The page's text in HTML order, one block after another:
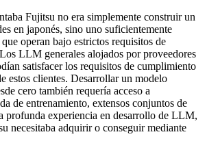
Fujitsu no era simplemente construir un
en japonés, sino uno suficientemente
operan bajo estrictos requisitos de
LLM generales alojados por proveedores
satisfacer los requisitos de cumplimiento
estos clientes. Desarrollar un modelo
cero también requería acceso a
de entrenamiento, extensos conjuntos de
profunda experiencia en desarrollo de LLM,
necesitaba adquirir o conseguir mediante